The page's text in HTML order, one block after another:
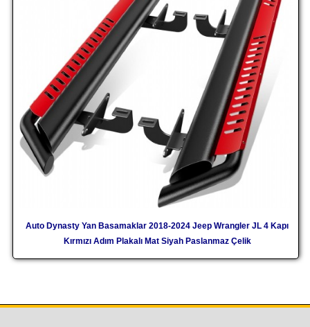
Auto Dynasty Yan Basamaklar 2018-2024 Jeep Wrangler JL 4 Kapı
Kırmızı Adım Plakalı Mat Siyah Paslanmaz Çelik